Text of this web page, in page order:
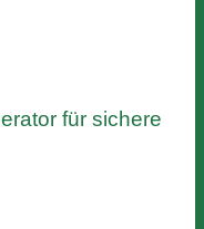
für sichere